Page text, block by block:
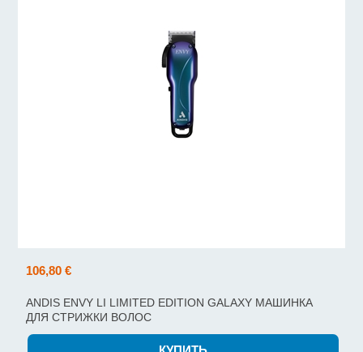
106,80 €
ANDIS ENVY LI LIMITED EDITION GALAXY МАШИНКА
ДЛЯ СТРИЖКИ ВОЛОС